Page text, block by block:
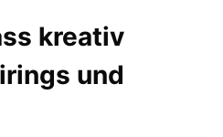
kreativ
und